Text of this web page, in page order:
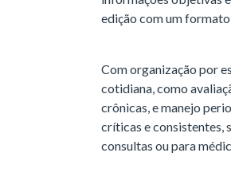
edição com um
Com organização por
cotidiana, como
crônicas, e manejo
críticas e consistentes,
consultas ou para